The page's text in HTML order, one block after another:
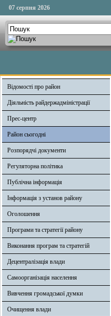
07 серпня 2026
Відомості про район
Діяльність райдержадміністрації
Прес-центр
Район сьогодні
Розпорядчі документи
Регуляторна політика
Публічна інформація
Інформація з установ району
Оголошення
Програми та стратегії району
Виконання програм та стратегій
Децентралізація влади
Самоорганізація населення
Вивчення громадської думки
Очищення влади